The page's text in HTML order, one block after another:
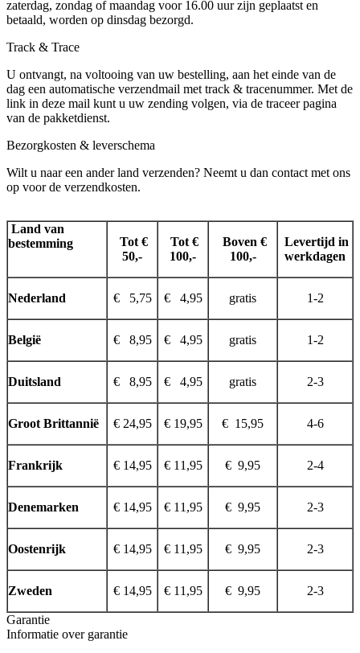
zaterdag, zondag of maandag voor 16.00 uur zijn geplaatst en
betaald, worden op dinsdag bezorgd.
Track & Trace
U ontvangt, na voltooing van uw bestelling, aan het einde van de
dag een automatische verzendmail met track & tracenummer. Met de
link in deze mail kunt u uw zending volgen, via de traceer pagina
van de pakketdienst.
Bezorgkosten & leverschema
Wilt u naar een ander land verzenden? Neemt u dan contact met ons
op voor de verzendkosten.
Land van
bestemming
Tot €
50,-
Tot €
100,-
Boven €
100,-
Levertijd in
werkdagen
Nederland € 5,75 € 4,95 gratis 1-2
België € 8,95 € 4,95 gratis 1-2
Duitsland € 8,95 € 4,95 gratis 2-3
Groot Brittannië € 24,95 € 19,95 € 15,95 4-6
Frankrijk € 14,95 € 11,95 € 9,95 2-4
Denemarken € 14,95 € 11,95 € 9,95 2-3
Oostenrijk € 14,95 € 11,95 € 9,95 2-3
Zweden € 14,95 € 11,95 € 9,95 2-3
Garantie
Informatie over garantie